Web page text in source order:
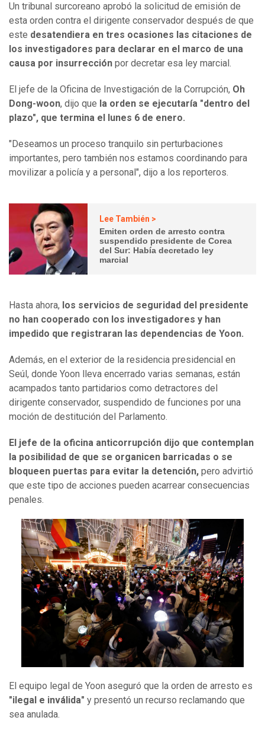
Un tribunal surcoreano aprobó la solicitud de emisión de
esta orden contra el dirigente conservador después de que
este desatendiera en tres ocasiones las citaciones de
los investigadores para declarar en el marco de una
causa por insurrección por decretar esa ley marcial.
El jefe de la Oficina de Investigación de la Corrupción, Oh
Dong-woon, dijo que la orden se ejecutaría "dentro del
plazo", que termina el lunes 6 de enero.
"Deseamos un proceso tranquilo sin perturbaciones
importantes, pero también nos estamos coordinando para
movilizar a policía y a personal", dijo a los reporteros.
Lee También >
Emiten orden de arresto contra
suspendido presidente de Corea
del Sur: Había decretado ley
marcial
Hasta ahora, los servicios de seguridad del presidente
no han cooperado con los investigadores y han
impedido que registraran las dependencias de Yoon.
Además, en el exterior de la residencia presidencial en
Seúl, donde Yoon lleva encerrado varias semanas, están
acampados tanto partidarios como detractores del
dirigente conservador, suspendido de funciones por una
moción de destitución del Parlamento.
El jefe de la oficina anticorrupción dijo que contemplan
la posibilidad de que se organicen barricadas o se
bloqueen puertas para evitar la detención, pero advirtió
que este tipo de acciones pueden acarrear consecuencias
penales.
El equipo legal de Yoon aseguró que la orden de arresto es
"ilegal e inválida" y presentó un recurso reclamando que
sea anulada.